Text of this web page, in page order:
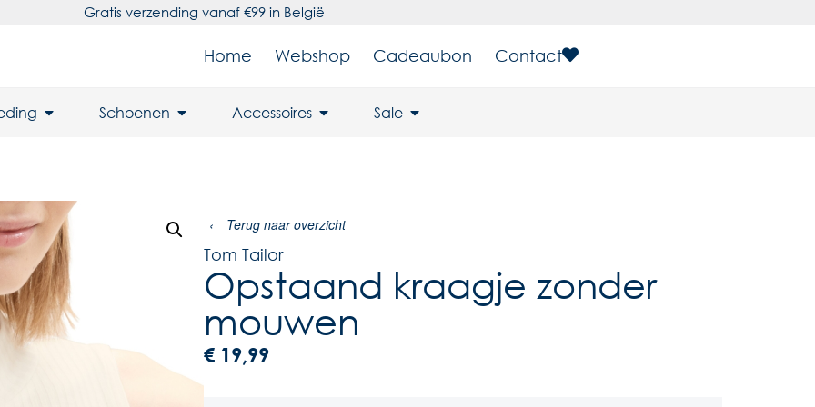
Gratis verzending vanaf €99 in België
Home Webshop Cadeaubon Contact
Schoenen Accessoires Sale
‹ Terug naar overzicht
Tom Tailor
Opstaand kraagje zonder
mouwen
€ 19,99